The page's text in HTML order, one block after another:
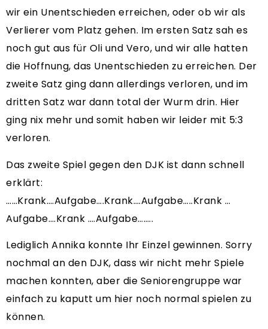
wir ein Unentschieden erreichen, oder ob wir als
Verlierer vom Platz gehen. Im ersten Satz sah es
noch gut aus für Oli und Vero, und wir alle hatten
die Hoffnung, das Unentschieden zu erreichen. Der
zweite Satz ging dann allerdings verloren, und im
dritten Satz war dann total der Wurm drin. Hier
ging nix mehr und somit haben wir leider mit 5:3
verloren.
Das zweite Spiel gegen den DJK ist dann schnell
erklärt:
……Krank….Aufgabe….Krank….Aufgabe…..Krank …
Aufgabe….Krank ….Aufgabe……..
Lediglich Annika konnte Ihr Einzel gewinnen. Sorry
nochmal an den DJK, dass wir nicht mehr Spiele
machen konnten, aber die Seniorengruppe war
einfach zu kaputt um hier noch normal spielen zu
können.